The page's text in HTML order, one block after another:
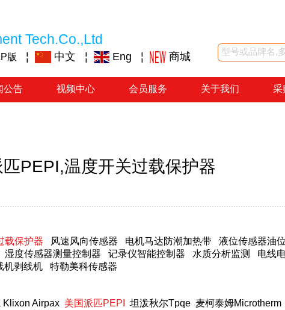
Tech.Co.,Ltd
版 ¦ 中文 ¦ Eng ¦ 商城
公告 视频中心 会员服务 关于我们 采
PEPI,温度开关过载保护器
载保护器 风速风向传感器 电机马达防潮加热带
液位传感器油
湿度传感器测量控制器 记录仪智能控制器 水质分析监测 电线
机剥线机 特勒美科传感器
Klixon Airpax 美国派匹PEPI 坦泼秋尔Tpqe 麦柯泰姆Microtherm